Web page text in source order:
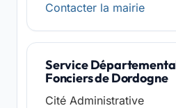
Contacter la mairie
Service
Fonciers de Dordogne
Cité Administrative